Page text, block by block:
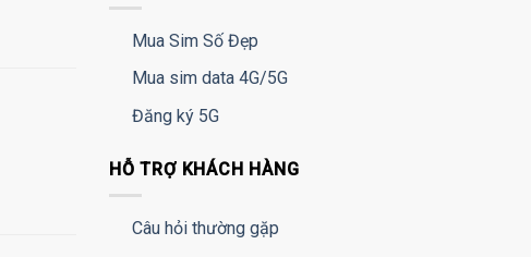
Mua Sim Số Đẹp
Mua sim data 4G/5G
Đăng ký 5G
HỖ TRỢ KHÁCH HÀNG
Câu hỏi thường gặp